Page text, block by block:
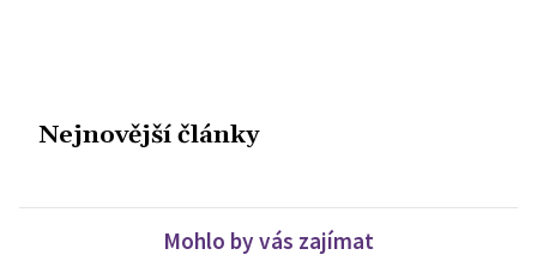
Nejnovější články
Mohlo by vás zajímat